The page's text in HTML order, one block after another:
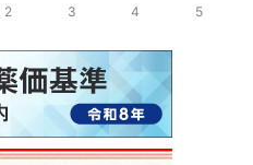
2 3 4 5